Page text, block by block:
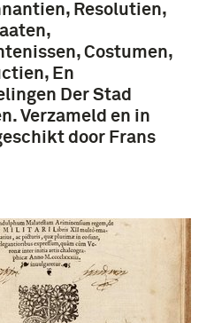
Resolutien,
Costumen,
En
Der Stad
Verzameld en in
door Frans